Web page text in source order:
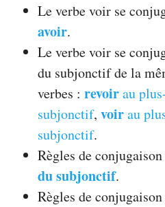
Le verbe voir se
avoir.
Le verbe voir se
du subjonctif de la
verbes : revoirau
subjonctif, voirau
subjonctif.
Règles de
du subjonctif.
Règles de